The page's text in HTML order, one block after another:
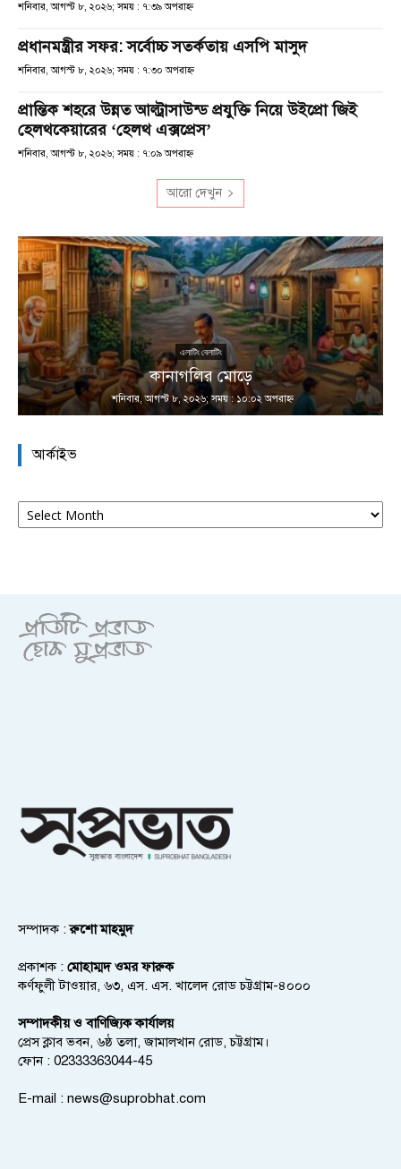
শনিবার, আগস্ট ৮, ২০২৬; সময় : ৭:৩৯ অপরাহ্ণ
প্রধানমন্ত্রীর সফর: সর্বোচ্চ সতর্কতায় এসপি মাসুদ
শনিবার, আগস্ট ৮, ২০২৬; সময় : ৭:৩০ অপরাহ্ণ
প্রান্তিক শহরে উন্নত আল্ট্রাসাউন্ড প্রযুক্তি নিয়ে উইপ্রো জিই
হেলথকেয়ারের ‘হেলথ এক্সপ্রেস’
শনিবার, আগস্ট ৮, ২০২৬; সময় : ৭:০৯ অপরাহ্ণ
আরো দেখুন
এলাটিং বেলাটিং
কানাগলির মোড়ে
শনিবার, আগস্ট ৮, ২০২৬; সময় : ১০:০২ অপরাহ্ণ
আর্কাইভ
আর্কাইভ
সম্পাদক :রুশো মাহমুদ
প্রকাশক : মোহাম্মদ ওমর ফারুক
কর্ণফুলী টাওয়ার, ৬৩, এস. এস. খালেদ রোড চট্টগ্রাম-৪০০০
সম্পাদকীয় ও বাণিজ্যিক কার্যালয়
প্রেস ক্লাব ভবন, ৬ষ্ঠ তলা, জামালখান রোড, চট্টগ্রাম।
ফোন : 02333363044-45
E-mail : news@suprobhat.com